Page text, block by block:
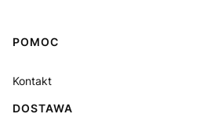
Linki w stopce
POMOC
Kontakt
DOSTAWA